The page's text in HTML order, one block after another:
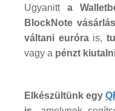
Ugyanitt a
BlockNote vásárlás
váltani eurórais,
vagy a pénzt
Elkészültünk egy